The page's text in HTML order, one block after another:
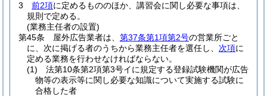
3
前2項に定めるもののほか、講習会に関し必要な事項は、
規則で定める。
(業務主任者の設置)
第45条
屋外広告業者は、 第37条第1項第2号の営業所ごと
に、次に掲げる者のうちから業務主任者を選任し、 次項に
定める業務を行わせなければならない。
(1)
法第10条第2項第3号イに規定する登録試験機関が広告
物等の表示等に関し必要な知識について実施する試験に
合格した者